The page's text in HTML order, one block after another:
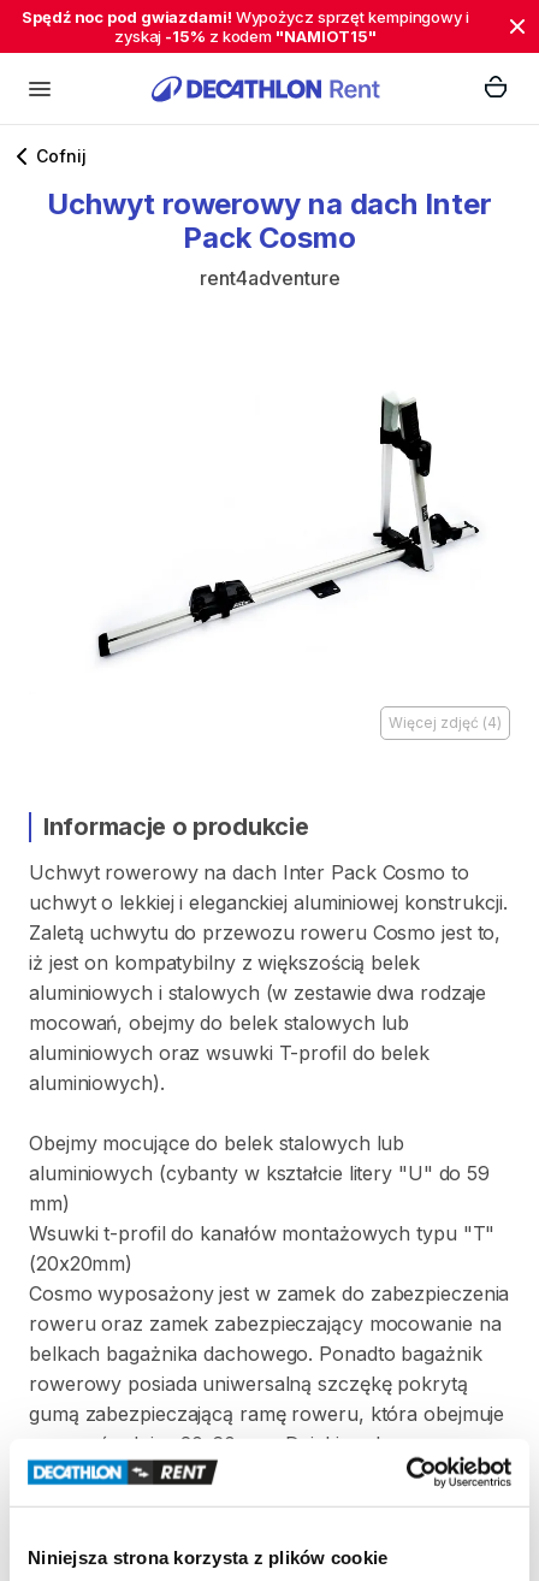
Niniejsza strona korzysta z plików cookie
Spędź noc pod gwiazdami! Wypożycz sprzęt kempingowy i
zyskaj -15% z kodem "NAMIOT15"
Cofnij
Uchwyt rowerowy na dach Inter
Pack Cosmo
rent4adventure
Więcej zdjęć (4)
Informacje o produkcie
Uchwyt rowerowy na dach Inter Pack Cosmo to
uchwyt o lekkiej i eleganckiej aluminiowej konstrukcji.
Zaletą uchwytu do przewozu roweru Cosmo jest to​,​
iż jest on kompatybilny z większością belek
aluminiowych i stalowych (w zestawie dwa rodzaje
mocowań​,​ obejmy do belek stalowych lub
aluminiowych oraz wsuwki T-profil do belek
aluminiowych).
Obejmy mocujące do belek stalowych lub
aluminiowych (cybanty w kształcie litery "U" do 59
mm)
Wsuwki t-profil do kanałów montażowych typu "T"
(20x20mm)
Cosmo wyposażony jest w zamek do zabezpieczenia
roweru oraz zamek zabezpieczający mocowanie na
belkach bagażnika dachowego. Ponadto bagażnik
rowerowy posiada uniwersalną szczękę pokrytą
gumą zabezpieczającą ramę roweru​,​ która obejmuje
średnicy 20-60 Dzięki
ruchomym
podporom na koła​,​ uchwyt można łatwo
dostosować do wielu rowerów. Podpory
plastikowych pasków z klamrą. Maksymalna